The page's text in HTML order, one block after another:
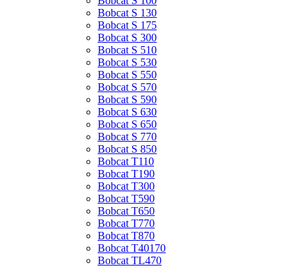
Bobcat S 130
Bobcat S 175
Bobcat S 300
Bobcat S 510
Bobcat S 530
Bobcat S 550
Bobcat S 570
Bobcat S 590
Bobcat S 630
Bobcat S 650
Bobcat S 770
Bobcat S 850
Bobcat T110
Bobcat T190
Bobcat T300
Bobcat T590
Bobcat T650
Bobcat T770
Bobcat T870
Bobcat T40170
Bobcat TL470